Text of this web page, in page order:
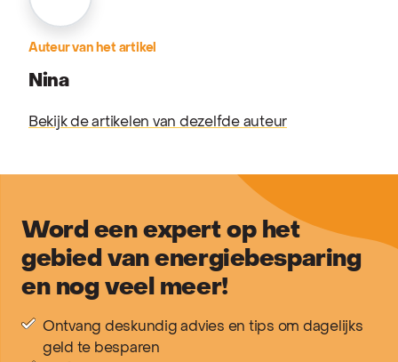
Auteur van het artikel
Nina
Bekijk de artikelen van dezelfde auteur
Word een expert op het
gebied van energiebesparing
en nog veel meer!
Ontvang deskundig advies en tips om dagelijks
geld te besparen